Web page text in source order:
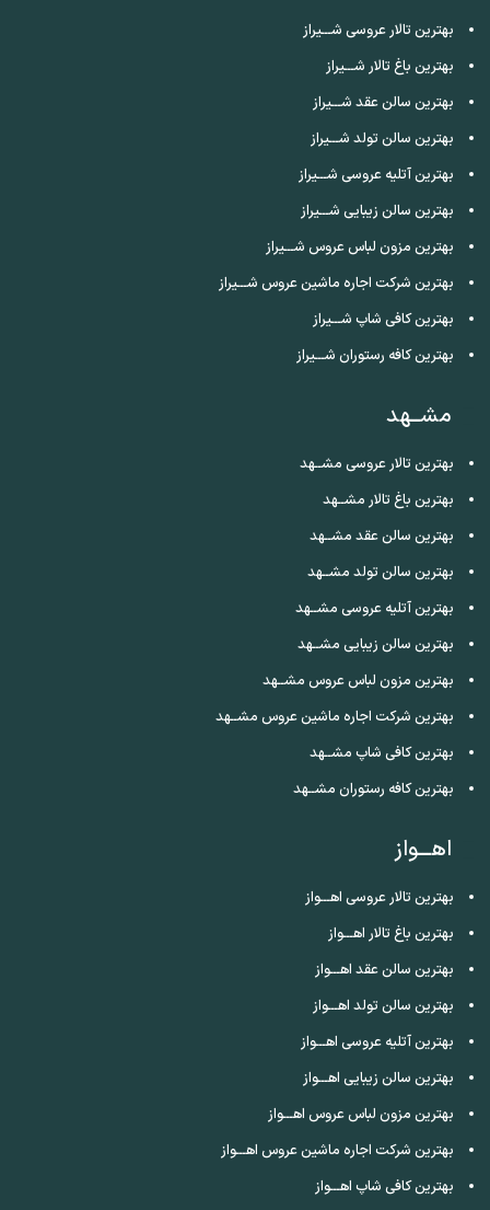
بهترین تالار عروسی شـــیراز
بهترین باغ تالار شـــیراز
بهترین سالن عقد شـــیراز
بهترین سالن تولد شـــیراز
بهترین آتلیه عروسی شـــیراز
بهترین سالن زیبایی شـــیراز
بهترین مزون لباس عروس شـــیراز
بهترین شرکت اجاره ماشین عروس شـــیراز
بهترین کافی شاپ شـــیراز
بهترین کافه رستوران شـــیراز
مشــهد
بهترین تالار عروسی مشــهد
بهترین باغ تالار مشــهد
بهترین سالن عقد مشــهد
بهترین سالن تولد مشــهد
بهترین آتلیه عروسی مشــهد
بهترین سالن زیبایی مشــهد
بهترین مزون لباس عروس مشــهد
بهترین شرکت اجاره ماشین عروس مشــهد
بهترین کافی شاپ مشــهد
بهترین کافه رستوران مشــهد
اهـــواز
بهترین تالار عروسی اهـــواز
بهترین باغ تالار اهـــواز
بهترین سالن عقد اهـــواز
بهترین سالن تولد اهـــواز
بهترین آتلیه عروسی اهـــواز
بهترین سالن زیبایی اهـــواز
بهترین مزون لباس عروس اهـــواز
بهترین شرکت اجاره ماشین عروس اهـــواز
بهترین کافی شاپ اهـــواز